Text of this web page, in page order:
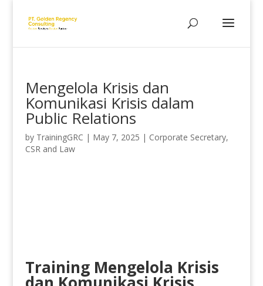
Mengelola Krisis dan
Komunikasi Krisis dalam
Public Relations
by TrainingGRC | May 7, 2025 | Corporate Secretary,
CSR and Law
Training Mengelola Krisis